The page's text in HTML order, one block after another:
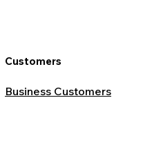
Customers
Business Customers